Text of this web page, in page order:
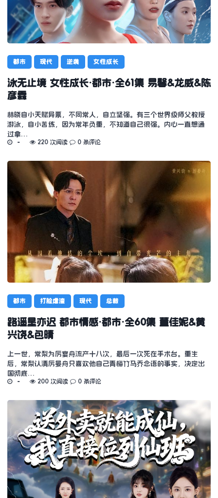
都市 现代 逆袭 女性成长
泳无止境 女性成长·都市·全61集 易馨&龙威&陈
彦霖
林晓自小天赋异禀，不同常人，自立坚强。有三个世界级师父教授
游泳，自小苦练，因为常年负重，不知道自己很强。内心一直想通
过拿…
220 次阅读 0 条评论
都市 打脸虐渣 现代 总裁
路遥星亦迟 都市情感·都市·全60集 董佳妮&黄
兴饶&包晴
上一世，常梨为厉宴舟流产十八次，最后一次死在手术台。重生
后，常梨认清厉晏舟只喜欢他自己青梅竹马乔念语的事实，决定出
国彻底…
200 次阅读 0 条评论